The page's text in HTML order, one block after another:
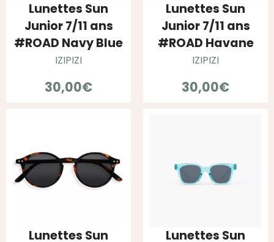
Lunettes Sun
Junior 7/11 ans
#ROAD Navy Blue
IZIPIZI
30,00€
Lunettes Sun
Junior 7/11 ans
#ROAD Havane
IZIPIZI
30,00€
Lunettes Sun Lunettes Sun